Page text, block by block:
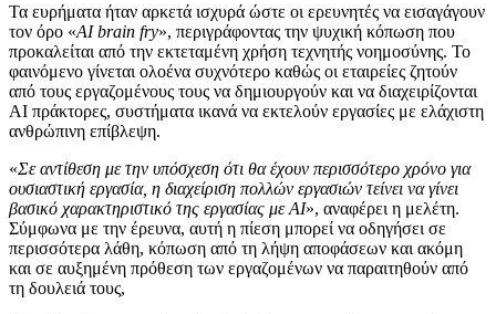
Τα ευρήματα ήταν αρκετά ισχυρά ώστε οι ερευνητές να εισαγάγουν
τον όρο «AI brain fry», περιγράφοντας την ψυχική κόπωση που
προκαλείται από την εκτεταμένη χρήση τεχνητής νοημοσύνης. Το
φαινόμενο γίνεται ολοένα συχνότερο καθώς οι εταιρείες ζητούν
από τους εργαζομένους τους να δημιουργούν και να διαχειρίζονται
AI πράκτορες, συστήματα ικανά να εκτελούν εργασίες με ελάχιστη
ανθρώπινη επίβλεψη.
«Σε αντίθεση με την υπόσχεση ότι θα έχουν περισσότερο χρόνο για
ουσιαστική εργασία, η διαχείριση πολλών εργασιών τείνει να γίνει
βασικό χαρακτηριστικό της εργασίας με AΙ», αναφέρει η μελέτη.
Σύμφωνα με την έρευνα, αυτή η πίεση μπορεί να οδηγήσει σε
περισσότερα λάθη, κόπωση από τη λήψη αποφάσεων και ακόμη
και σε αυξημένη πρόθεση των εργαζομένων να παραιτηθούν από
τη δουλειά τους,